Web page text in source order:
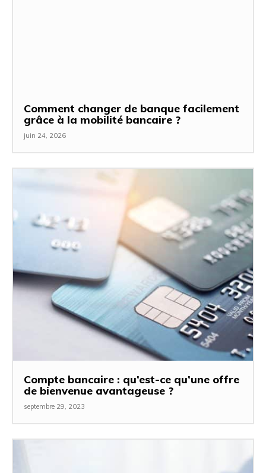
Comment changer de banque facilement
grâce à la mobilité bancaire ?
juin 24, 2026
Compte bancaire : qu’est-ce qu’une offre
de bienvenue avantageuse ?
septembre 29, 2023